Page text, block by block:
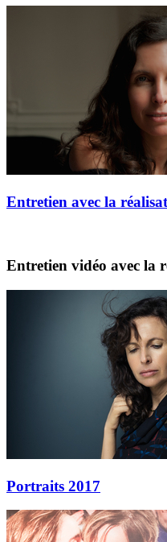
Entretien avec la
Entretien vidéo avec la
Portraits 2017